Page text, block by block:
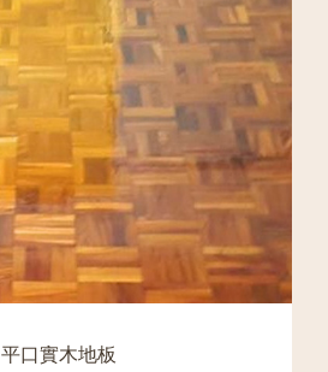
平口實木地板